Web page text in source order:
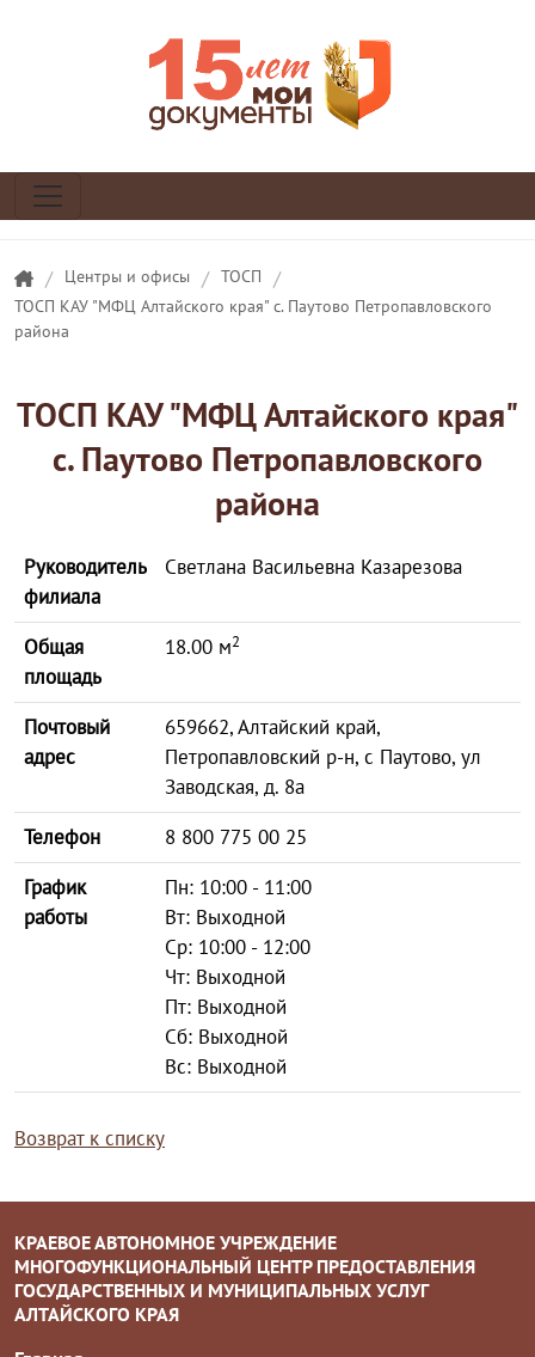
/ Центры и офисы / ТОСП /
ТОСП КАУ "МФЦ Алтайского края" с. Паутово Петропавловского
района
ТОСП КАУ "МФЦ Алтайского края"
с. Паутово Петропавловского
района
Руководитель
филиала
Светлана Васильевна Казарезова
Общая
площадь
18.00 м2
Почтовый
адрес
659662, Алтайский край,
Петропавловский р-н, с Паутово, ул
Заводская, д. 8а
Телефон
8 800 775 00 25
График
работы
Пн: 10:00 - 11:00
Вт: Выходной
Ср: 10:00 - 12:00
Чт: Выходной
Пт: Выходной
Сб: Выходной
Вс: Выходной
Возврат к списку
КРАЕВОЕ АВТОНОМНОЕ УЧРЕЖДЕНИЕ
МНОГОФУНКЦИОНАЛЬНЫЙ ЦЕНТР ПРЕДОСТАВЛЕНИЯ
ГОСУДАРСТВЕННЫХ И МУНИЦИПАЛЬНЫХ УСЛУГ
АЛТАЙСКОГО КРАЯ